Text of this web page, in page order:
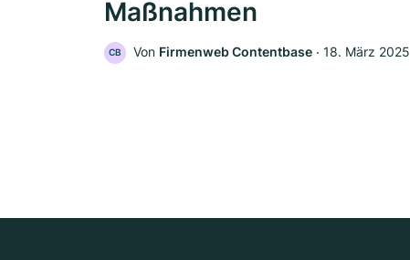
Maßnahmen
CB Von Firmenweb Contentbase ‧ 18. März 2025